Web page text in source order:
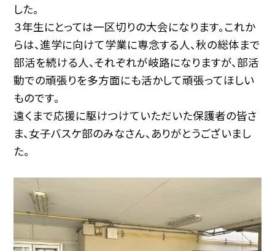
した。
３年生にとっては一区切りの大会になります。これか
らは、進学に向けて学業に専念する人、秋の総体まで
部活を続ける人、それぞれが岐路になりますが、部活
動での頑張りを多方面にも活かして頑張ってほしい
ものです。
遠くまで応援に駆けつけていただいた保護者の皆さ
ま、女子バスケ部のみなさん、ありがとうございまし
た。